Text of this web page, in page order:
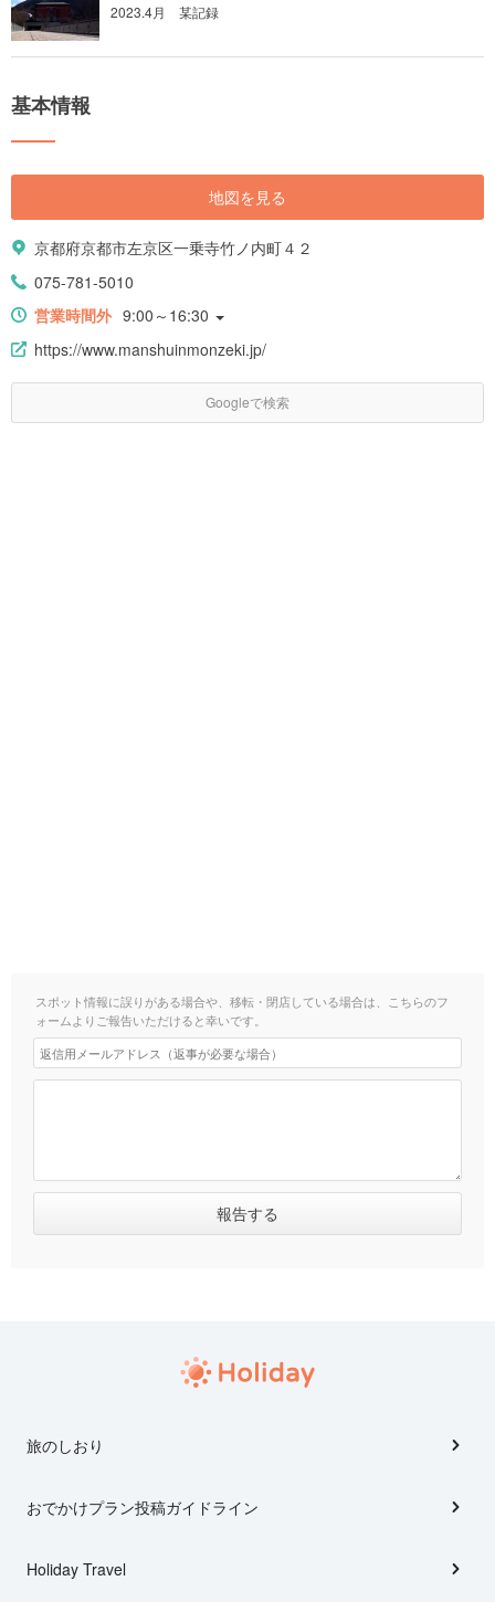
2023.4月 某記録
基本情報
地図を見る
京都府京都市左京区一乗寺竹ノ内町４２
075-781-5010
営業時間外 9:00～16:30
https://www.manshuinmonzeki.jp/
Googleで検索
スポット情報に誤りがある場合や、移転・閉店している場合は、こちらのフ
ォームよりご報告いただけると幸いです。
旅のしおり
おでかけプラン投稿ガイドライン
Holiday Travel